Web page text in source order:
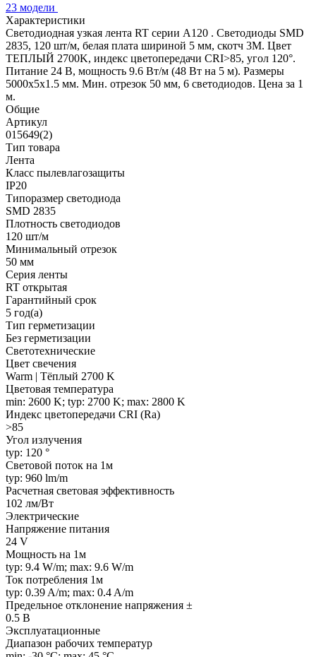
23 модели
Характеристики
Светодиодная узкая лента RT серии A120 . Светодиоды SMD
2835, 120 шт/м, белая плата шириной 5 мм, скотч 3M. Цвет
ТЕПЛЫЙ 2700K, индекс цветопередачи CRI>85, угол 120°.
Питание 24 В, мощность 9.6 Вт/м (48 Вт на 5 м). Размеры
5000x5x1.5 мм. Мин. отрезок 50 мм, 6 светодиодов. Цена за 1
м.
Общие
Артикул
015649(2)
Тип товара
Лента
Класс пылевлагозащиты
IP20
Типоразмер светодиода
SMD 2835
Плотность светодиодов
120 шт/м
Минимальный отрезок
50 мм
Серия ленты
RT открытая
Гарантийный срок
5 год(а)
Тип герметизации
Без герметизации
Светотехнические
Цвет свечения
Warm | Тёплый 2700 K
Цветовая температура
min: 2600 K; typ: 2700 K; max: 2800 K
Индекс цветопередачи CRI (Ra)
>85
Угол излучения
typ: 120 °
Световой поток на 1м
typ: 960 lm/m
Расчетная световая эффективность
102 лм/Вт
Электрические
Напряжение питания
24 V
Мощность на 1м
typ: 9.4 W/m; max: 9.6 W/m
Ток потребления 1м
typ: 0.39 A/m; max: 0.4 A/m
Предельное отклонение напряжения ±
0.5 В
Эксплуатационные
Диапазон рабочих температур